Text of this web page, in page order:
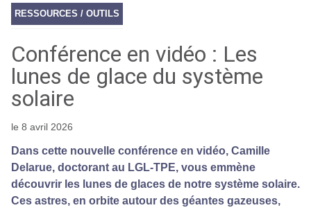
RESSOURCES / OUTILS
Conférence en vidéo : Les
lunes de glace du système
solaire
le 8 avril 2026
Dans cette nouvelle conférence en vidéo, Camille
Delarue, doctorant au LGL-TPE, vous emmène
découvrir les lunes de glaces de notre système solaire.
Ces astres, en orbite autour des géantes gazeuses,